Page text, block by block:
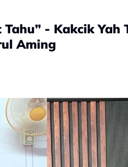
- Kakcik Yah
Aming